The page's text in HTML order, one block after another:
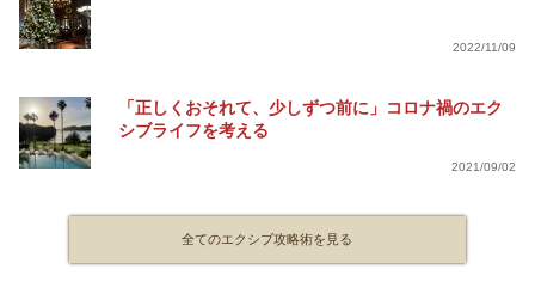
2022/11/09
「正しくおそれて、少しずつ前に」コロナ禍のエク
シブライフを考える
2021/09/02
全てのエクシブ攻略術を見る